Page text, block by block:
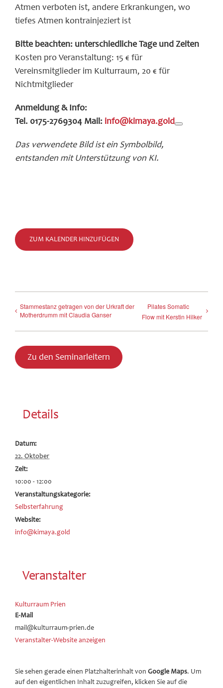
Atmen verboten ist, andere Erkrankungen, wo
tiefes Atmen kontrainjeziert ist
Bitte beachten: unterschiedliche Tage und Zeiten
Kosten pro Veranstaltung: 15 € für
Vereinsmitglieder im Kulturraum, 20 € für
Nichtmitglieder
Anmeldung & Info:
Tel. 0175-2769304 Mail: info@kimaya.gold
Das verwendete Bild ist ein Symbolbild,
entstanden mit Unterstützung von KI.
ZUM KALENDER HINZUFÜGEN
Stammestanz getragen von der Urkraft der
Motherdrumm mit Claudia Ganser
Pilates Somatic
Flow mit Kerstin Hilker
Zu den Seminarleitern
Details
Datum:
22. Oktober
Zeit:
10:00 - 12:00
Veranstaltungskategorie:
Selbsterfahrung
Website:
info@kimaya.gold
Veranstalter
Kulturraum Prien
E-Mail
mail@kulturraum-prien.de
Veranstalter-Website anzeigen
Sie sehen gerade einen Platzhalterinhalt von Google Maps. Um
auf den eigentlichen Inhalt zuzugreifen, klicken Sie auf die